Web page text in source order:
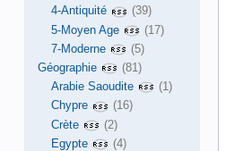
4-Antiquité
(39)
5-Moyen Age
(17)
7-Moderne
(5)
Géographie
(81)
Arabie Saoudite
(1)
Chypre
(16)
Crète
(2)
Egypte
(4)